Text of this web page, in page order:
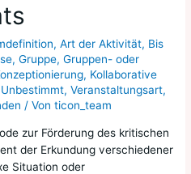
,Art der Aktivität, Bis
,Gruppe,Gruppen- oder
, Kollaborative
Unbestimmt,Veranstaltungsart,
/ Vonticon_team
zur Förderung des kritischen
der Erkundung verschiedener
Situation oder